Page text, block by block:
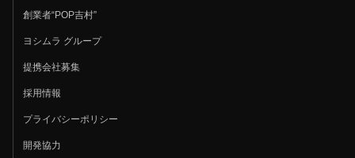
創業者“POP吉村”
ヨシムラ グループ
提携会社募集
採用情報
プライバシーポリシー
開発協力